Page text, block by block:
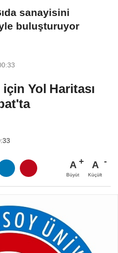
sanayisini
buluşturuyor
Yol Haritası
A
Büyüt
A
Küçült